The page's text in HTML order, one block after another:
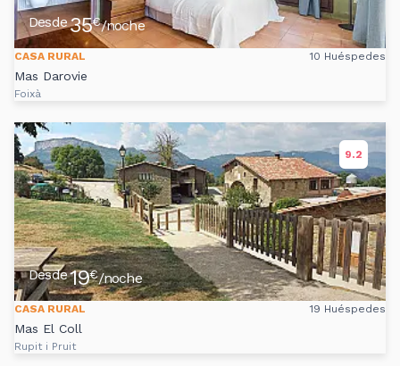
Desde35€/noche
CASA RURAL 10 Huéspedes
Mas Darovie
Foixà
9.2
Desde19€/noche
CASA RURAL 19 Huéspedes
Mas El Coll
Rupit i Pruit